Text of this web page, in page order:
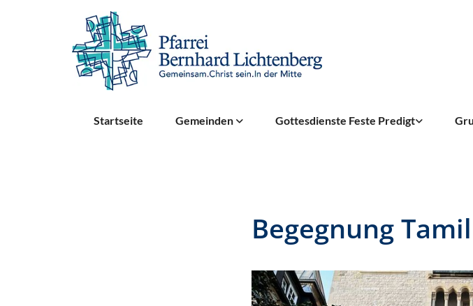
Startseite Gemeinden Gottesdienste Feste Predigt
Begegnung